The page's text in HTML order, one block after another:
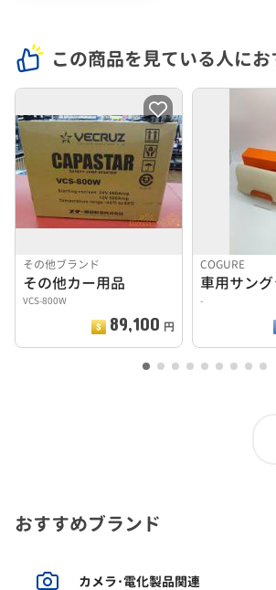
この商品を見ている人にお
その他ブランド
その他カー用品
VCS-800W
89,100 円
COGURE
車用サン
-
おすすめブランド
カメラ･電化製品関連